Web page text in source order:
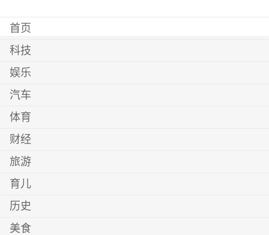
首页
科技
娱乐
汽车
体育
财经
旅游
育儿
历史
美食